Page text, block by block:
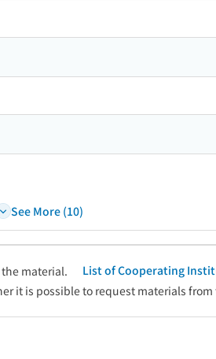
See More (10)
material.
List of Cooperating
it is possible to request materials